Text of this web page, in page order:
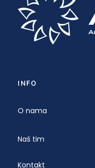
INFO
O nama
Naš tim
Kontakt